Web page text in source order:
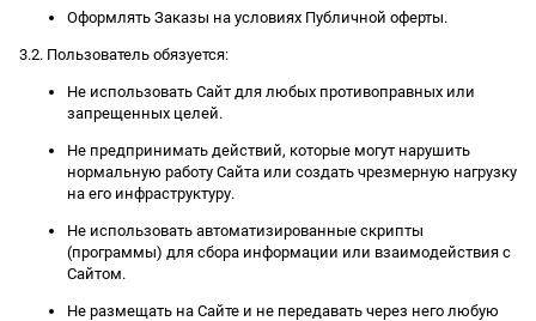
Оформлять Заказы на условиях Публичной оферты.
3.2. Пользователь обязуется:
Не использовать Сайт для любых противоправных или
запрещенных целей.
Не предпринимать действий, которые могут нарушить
нормальную работу Сайта или создать чрезмерную нагрузку
на его инфраструктуру.
Не использовать автоматизированные скрипты
(программы) для сбора информации или взаимодействия с
Сайтом.
Не размещать на Сайте и не передавать через него любую